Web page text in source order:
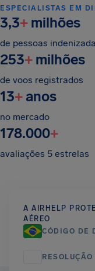
ESPECIALISTAS EM
3,3+ milhões
de pessoas
253+ milhões
de voos registrados
13+ anos
no mercado
178.000+
avaliações 5 estrelas
A AIRHELP
AÉREO
CÓDIGO DE